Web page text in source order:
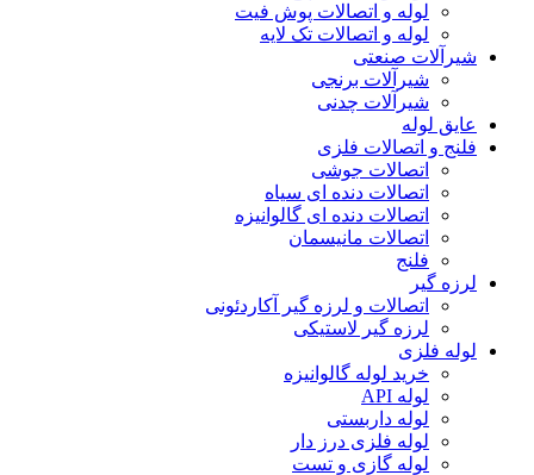
لوله و اتصالات پوش فیت
لوله و اتصالات تک لایه
شیرآلات صنعتی
شیرآلات برنجی
شیرآلات چدنی
عایق لوله
فلنج و اتصالات فلزی
اتصالات جوشی
اتصالات دنده ای سیاه
اتصالات دنده ای گالوانیزه
اتصالات مانیسمان
فلنج
لرزه گیر
اتصالات و لرزه گیر آکاردئونی
لرزه گیر لاستیکی
لوله فلزی
خرید لوله گالوانیزه
لوله API
لوله داربستی
لوله فلزی درز دار
لوله گازی و تست